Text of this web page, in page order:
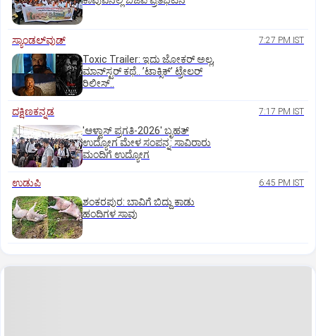
ಸ್ಯಾಂಡಲ್‌ವುಡ್‌ 7:27 PM IST
Toxic Trailer: ಇದು ಜೋಕರ್‌ ಅಲ್ಲ,
ಮಾನ್‌ಸ್ಟರ್‌ ಕಥೆ.. ʼಟಾಕ್ಸಿಕ್‌ʼ ಟ್ರೇಲರ್‌
ರಿಲೀಸ್..
ದಕ್ಷಿಣಕನ್ನಡ 7:17 PM IST
'ಆಳ್ವಾಸ್‌ ಪ್ರಗತಿ-2026' ಬೃಹತ್
ಉದ್ಯೋಗ ಮೇಳ ಸಂಪನ್ನ: ಸಾವಿರಾರು
ಮಂದಿಗೆ ಉದ್ಯೋಗ
ಉಡುಪಿ 6:45 PM IST
ಶಂಕರಪುರ: ಬಾವಿಗೆ ಬಿದ್ದು ಕಾಡು
ಹಂದಿಗಳ ಸಾವು